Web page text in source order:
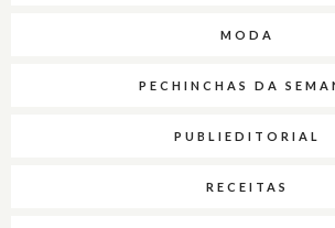
MODA
PECHINCHAS DA
PUBLIEDITORIAL
RECEITAS